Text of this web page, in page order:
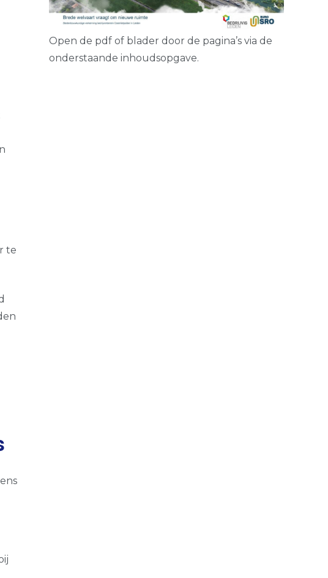
te
Open de pdf of blader door de pagina’s via de
onderstaande inhoudsopgave.